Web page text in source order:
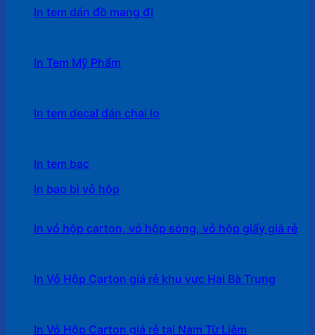
In tem dán đồ mang đi
In Tem Mỹ Phẩm
In tem decal dán chai lọ
In tem bạc
In bao bì vỏ hộp
In vỏ hộp carton, vỏ hộp sóng, vỏ hộp giấy giá rẻ
In Vỏ Hộp Carton giá rẻ khu vực Hai Bà Trưng
In Vỏ Hộp Carton giá rẻ tại Nam Từ Liêm